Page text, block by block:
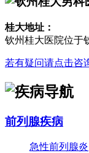
桂大地址：
钦州桂大医院位于
若有疑问请点击咨
前列腺疾病
急性前列腺炎